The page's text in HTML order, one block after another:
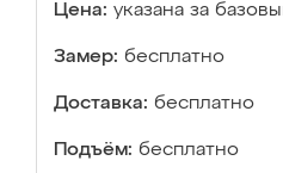
Цена: указана за
Замер: бесплатно
Доставка: бесплатно
Подъём: бесплатно